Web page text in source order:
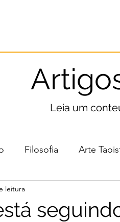
Leia um
Filosofia Arte
leitura